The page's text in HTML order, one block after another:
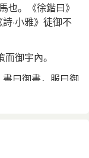
资治通鉴》
)；御正(驾驶使
on]
· 曹植《洛神
；御物(驾驭万
也。《徐鍇曰》
·小雅》徒御不
御宇內。
書曰御書，服曰御
，進也。凡衣
爲御。《註》
。